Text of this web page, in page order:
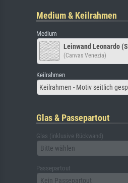
Medium & Keilrahmen
Medium
Leinwand Leonardo
(Canvas Venezia)
Keilrahmen
Keilrahmen - Motiv seitlich
Glas & Passepartout
Glas (inklusive Rückwand)
Bitte wählen
Passepartout
Kein Passepartout